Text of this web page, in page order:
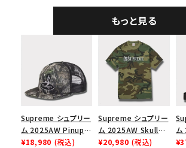
もっと見る
Supreme シュプリー
ム 2025AW Pinup
Mesh Back 5-Panel
¥18,980 (税込)
Supreme シュプリー
ム 2025AW Skull
Tee スカル Tシャ
¥20,980 (税込)
ム